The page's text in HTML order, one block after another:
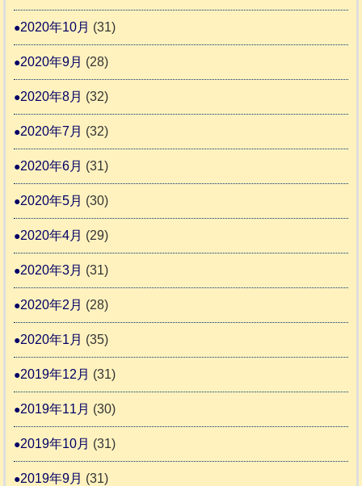
2020年10月 (31)
2020年9月 (28)
2020年8月 (32)
2020年7月 (32)
2020年6月 (31)
2020年5月 (30)
2020年4月 (29)
2020年3月 (31)
2020年2月 (28)
2020年1月 (35)
2019年12月 (31)
2019年11月 (30)
2019年10月 (31)
2019年9月 (31)